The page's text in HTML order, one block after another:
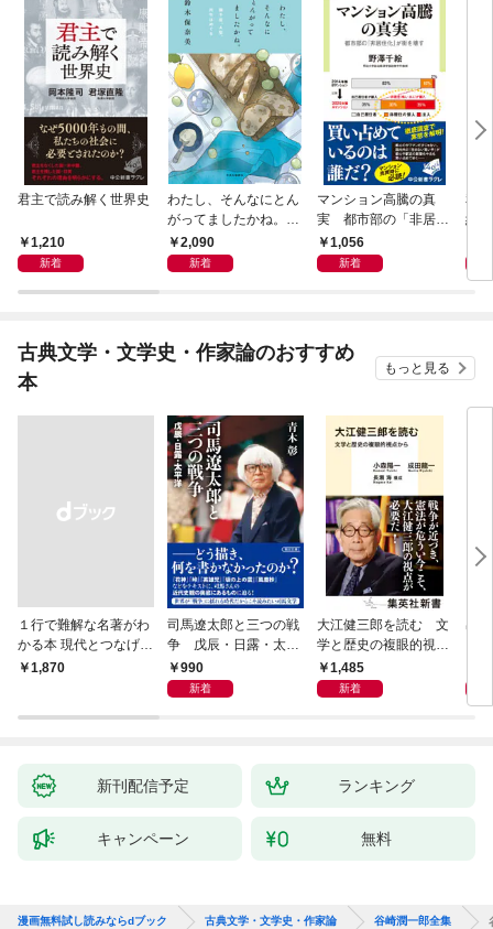
君主で読み解く世界史
1,210
新着
わたし、そんなにとん
がってましたかね。
獅子座、Ａ型、丙午は
めぐる
2,090
新着
マンション高騰の真
実 都市部の「非居住
化」が街を壊す
1,056
新着
私
紀
古典文学・文学史・作家論のおすすめ
本
もっと見る
１行で難解な名著がわ
かる本 現代とつなげて
エッセンスをつかむ50
￥1,870
司馬遼太郎と三つの戦
争 戊辰・日露・太平
洋990
新着
大江健三郎を読む 文
学と歴史の複眼的視点
から1,485
新着
出
新刊配信予定 ランキング
キャンペーン 無料
漫画無料試し読みならdブック 古典文学・文学史・作家論 谷崎潤一郎全集